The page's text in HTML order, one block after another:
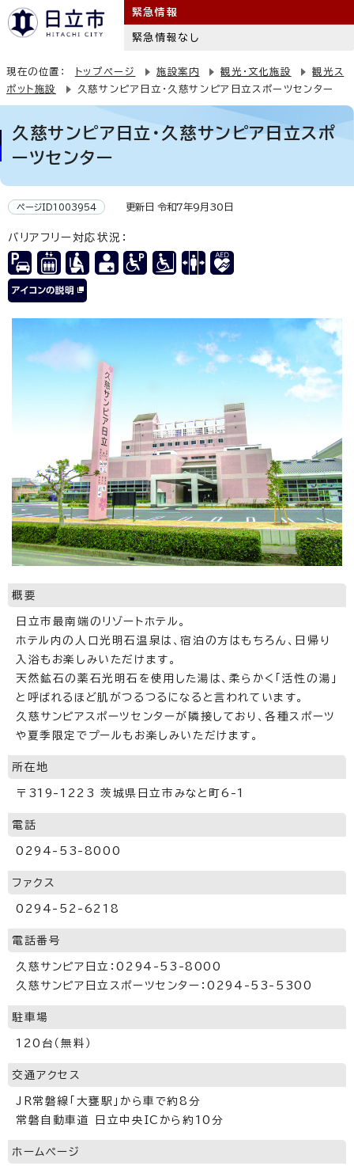
緊急情報
緊急情報なし
現在の位置： トップページ 施設案内 観光・文化施設
観光ス
ポット施設
久慈サンピア日立・久慈サンピア日立スポーツセンター
久慈サンピア日立・久慈サンピア日立スポ
ーツセンター
ページID1003954 更新日 令和7年9月30日
バリアフリー対応状況：
概要
日立市最南端のリゾートホテル。
ホテル内の人口光明石温泉は、宿泊の方はもちろん、日帰り
入浴もお楽しみいただけます。
天然鉱石の薬石光明石を使用した湯は、柔らかく「活性の湯」
と呼ばれるほど肌がつるつるになると言われています。
久慈サンピアスポーツセンターが隣接しており、各種スポーツ
や夏季限定でプールもお楽しみいただけます。
所在地
〒319-1223 茨城県日立市みなと町6-1
電話
0294-53-8000
ファクス
0294-52-6218
電話番号
久慈サンピア日立：0294-53-8000
久慈サンピア日立スポーツセンター：0294-53-5300
駐車場
120台（無料）
交通アクセス
JR常磐線「大甕駅」から車で約8分
常磐自動車道 日立中央ICから約10分
ホームページ